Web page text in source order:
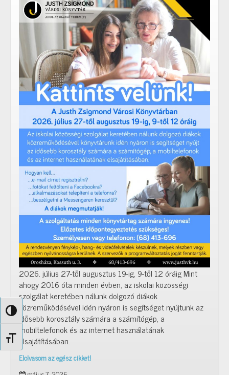
Nagy kontraszt váltása
Betűméret váltása
2026. július 27-től augusztus 19-ig, 9-től 12 óráig Mint
ahogy 2016 óta minden évben, az iskolai közösségi
szolgálat keretében nálunk dolgozó diákok
közreműködésével idén nyáron is segítséget nyújtunk az
idősebb korosztály számára a számítógép, a
mobiltelefonok és az internet használatának
elsajátításában.
Elolvasom az egész cikket!
Kattints